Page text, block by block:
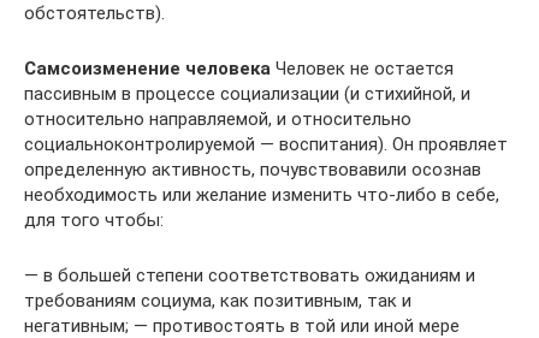
обстоятельств).
Самсоизменение человека Человек не остается
пассивным в процессе социализации (и сти­хийной, и
относительно направляемой, и относительно
социальноконтролируемой — воспитания). Он проявляет
определенную активность, почувствовавили осознав
необходимость или желание изменить что-либо в себе,
для того чтобы:
— в большей степени соответствовать ожиданиям и
требовани­ям социума, как позитивным, так и
негативным; — противостоять в той или иной мере